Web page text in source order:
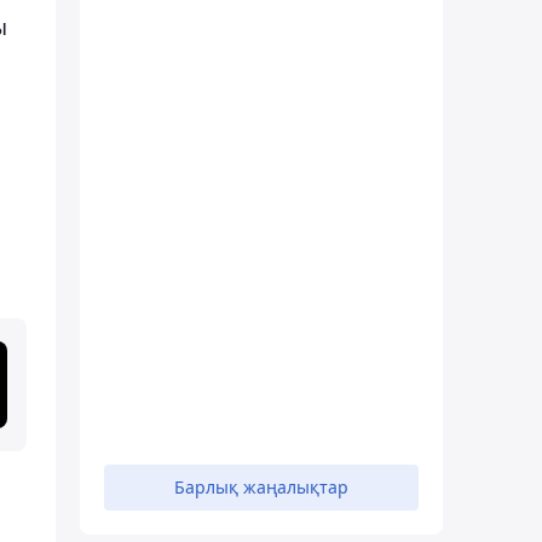
Барлық жаңалықтар